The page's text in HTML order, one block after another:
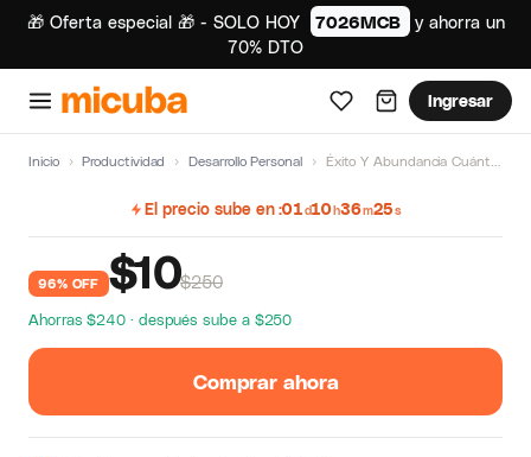
🎁 Oferta especial 🎁 - SOLO HOY 7026MCB
y ahorra un
70% DTO
Ingresar
Inicio › Productividad › Desarrollo Personal › Éxito Y Abundancia Cuántica de Lucas Ruiz
El precio sube en 01d10h36m25s
96% OFF $10$250
Ahorras $240 · después sube a $250
Comprar ahora